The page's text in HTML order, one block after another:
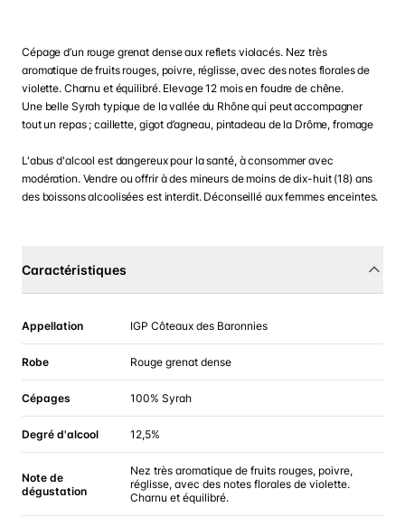
Cépage d’un rouge grenat dense aux reflets violacés. Nez très
aromatique de fruits rouges, poivre, réglisse, avec des notes florales de
violette. Charnu et équilibré. Elevage 12 mois en foudre de chêne.
Une belle Syrah typique de la vallée du Rhône qui peut accompagner
tout un repas ; caillette, gigot d’agneau, pintadeau de la Drôme, fromage
L'abus d'alcool est dangereux pour la santé, à consommer avec
modération. Vendre ou offrir à des mineurs de moins de dix-huit (18) ans
des boissons alcoolisées est interdit. Déconseillé aux femmes enceintes.
Caractéristiques
Appellation IGP Côteaux des Baronnies
Robe Rouge grenat dense
Cépages 100% Syrah
Degré d'alcool 12,5%
Note de
dégustation
Nez très aromatique de fruits rouges, poivre,
réglisse, avec des notes florales de violette.
Charnu et équilibré.